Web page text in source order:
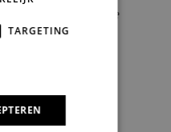
en aangename
TARGETING